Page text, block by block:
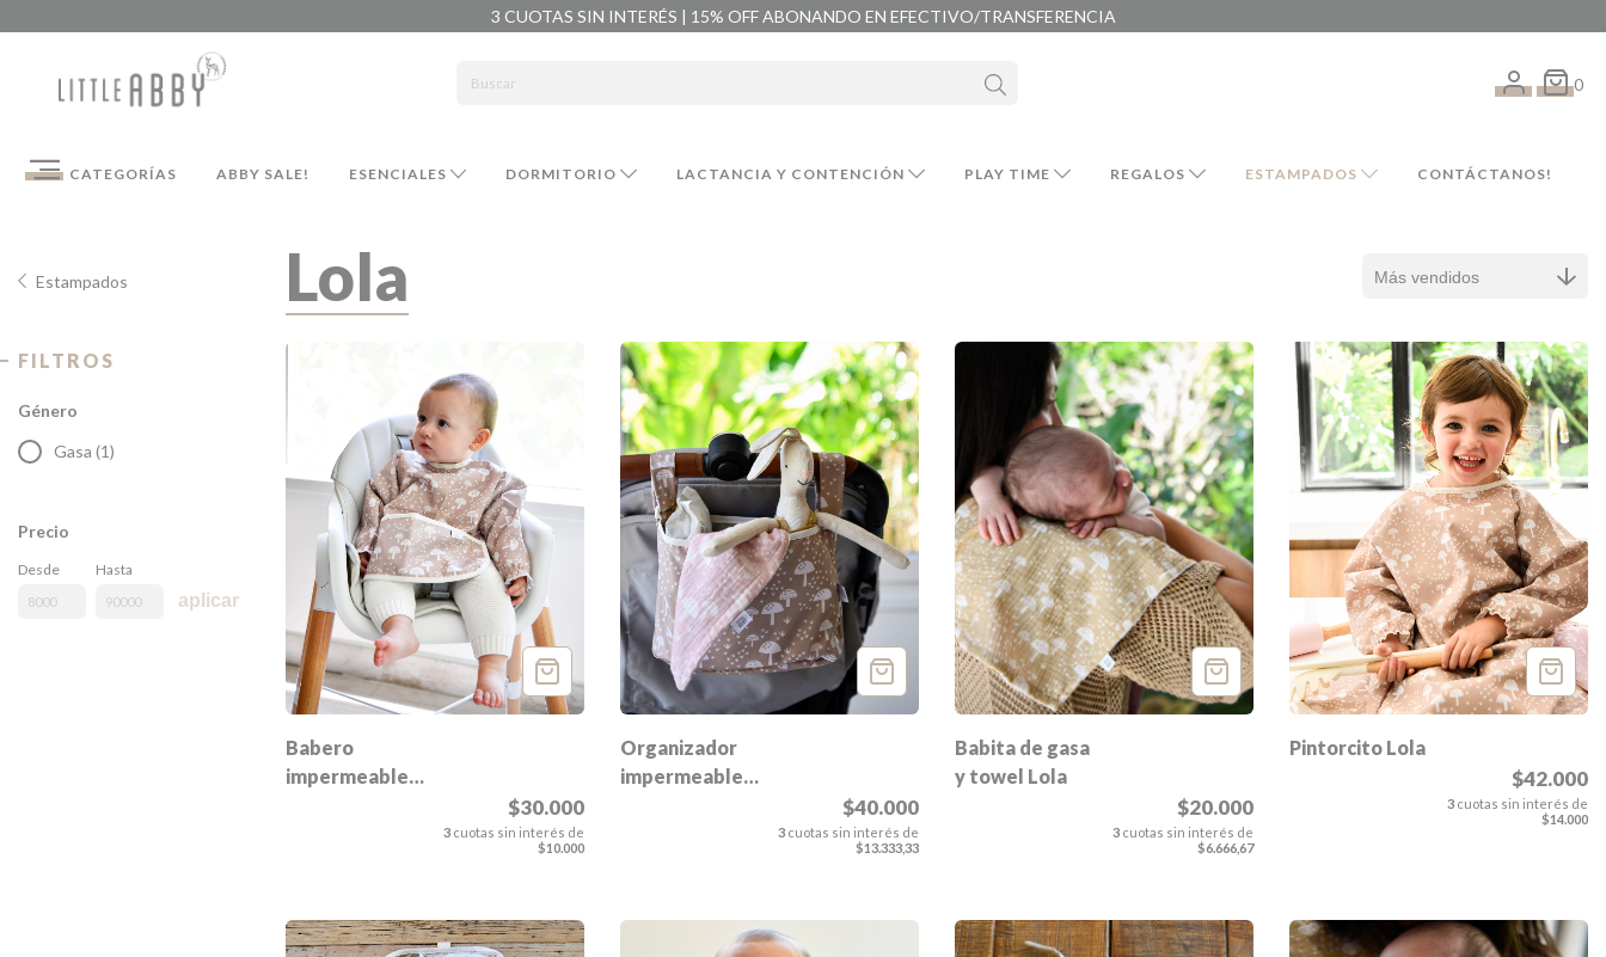
3 CUOTAS SIN INTERÉS | 15% OFF ABONANDO EN EFECTIVO/TRANSFERENCIA
0
CATEGORÍAS ABBY SALE! ESENCIALES DORMITORIO LACTANCIA Y CONTENCIÓN PLAY TIME REGALOS ESTAMPADOS CONTÁCTANOS!
Estampados
FILTROS
Género
Gasa (1)
Precio
Desde Hasta
aplicar
Lola
Babero
impermeable
$30.000
3 cuotas sin interés de
$10.000
Organizador
impermeable
$40.000
3 cuotas sin interés de
$13.333,33
Babita de gasa
y towel Lola
$20.000
3 cuotas sin interés de
$6.666,67
Pintorcito Lola
$42.000
3 cuotas sin interés de
$14.000